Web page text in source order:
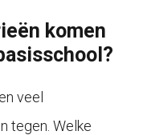
komen
veel
tegen. Welke